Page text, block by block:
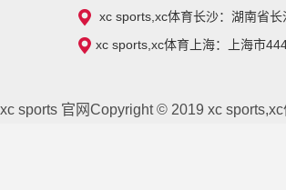
xc sports,xc体育长沙：湖南省长
xc sports,xc体育上海：上海市
xc sports 官网Copyright © 2019 xc